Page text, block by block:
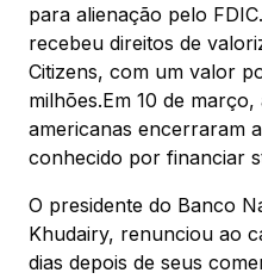
para alienação pelo
recebeu direitos de
Citizens, com um valor
milhões.Em 10 de
americanas encerraram
conhecido por financiar
O presidente do Banco
Khudairy, renunciou ao
dias depois de seus